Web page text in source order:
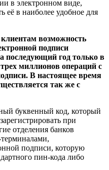
в электронном виде,
её в наиболее удобное для
возможность
подписи
последующий год только в
миллионов операций с
В настоящее время
так же с
буквенный код, который
при
отделения банков
подписи, которую
пин-кода либо